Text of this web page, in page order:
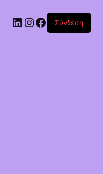
Linkedin
Instagram
Facebook
Σύνδεση